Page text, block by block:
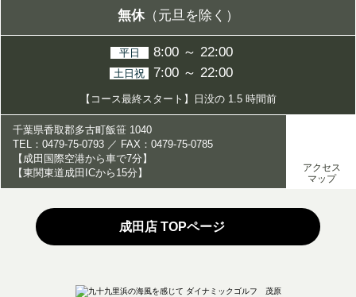
無休（元旦を除く）
平日 8:00 ～ 22:00
土日祝 7:00 ～ 22:00
【コース最終スタート】日没の 1.5 時間前
千葉県香取郡多古町飯笹 1040
TEL：0479-75-0793 ／ FAX：0479-75-0785
【成田国際空港から車で7分】
【東関東道成田ICから15分】
アクセス
マップ
成田店 TOPページ